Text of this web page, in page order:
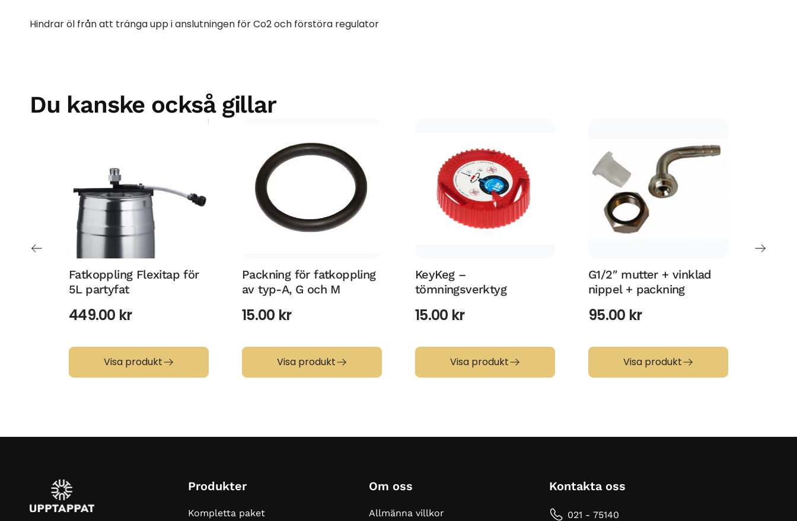
Hindrar öl från att tränga upp i anslutningen för Co2 och förstöra regulator
Du kanske också gillar
Fatkoppling Flexitap för
5L partyfat
449.00 kr
Visa produkt
Packning för fatkoppling
av typ-A, G och M
15.00 kr
Visa produkt
KeyKeg –
tömningsverktyg
15.00 kr
Visa produkt
G1/2″ mutter + vinklad
nippel + packning
95.00 kr
Visa produkt
Produkter
Kompletta paket
Om oss
Allmänna villkor
Kontakta oss
021 - 75140